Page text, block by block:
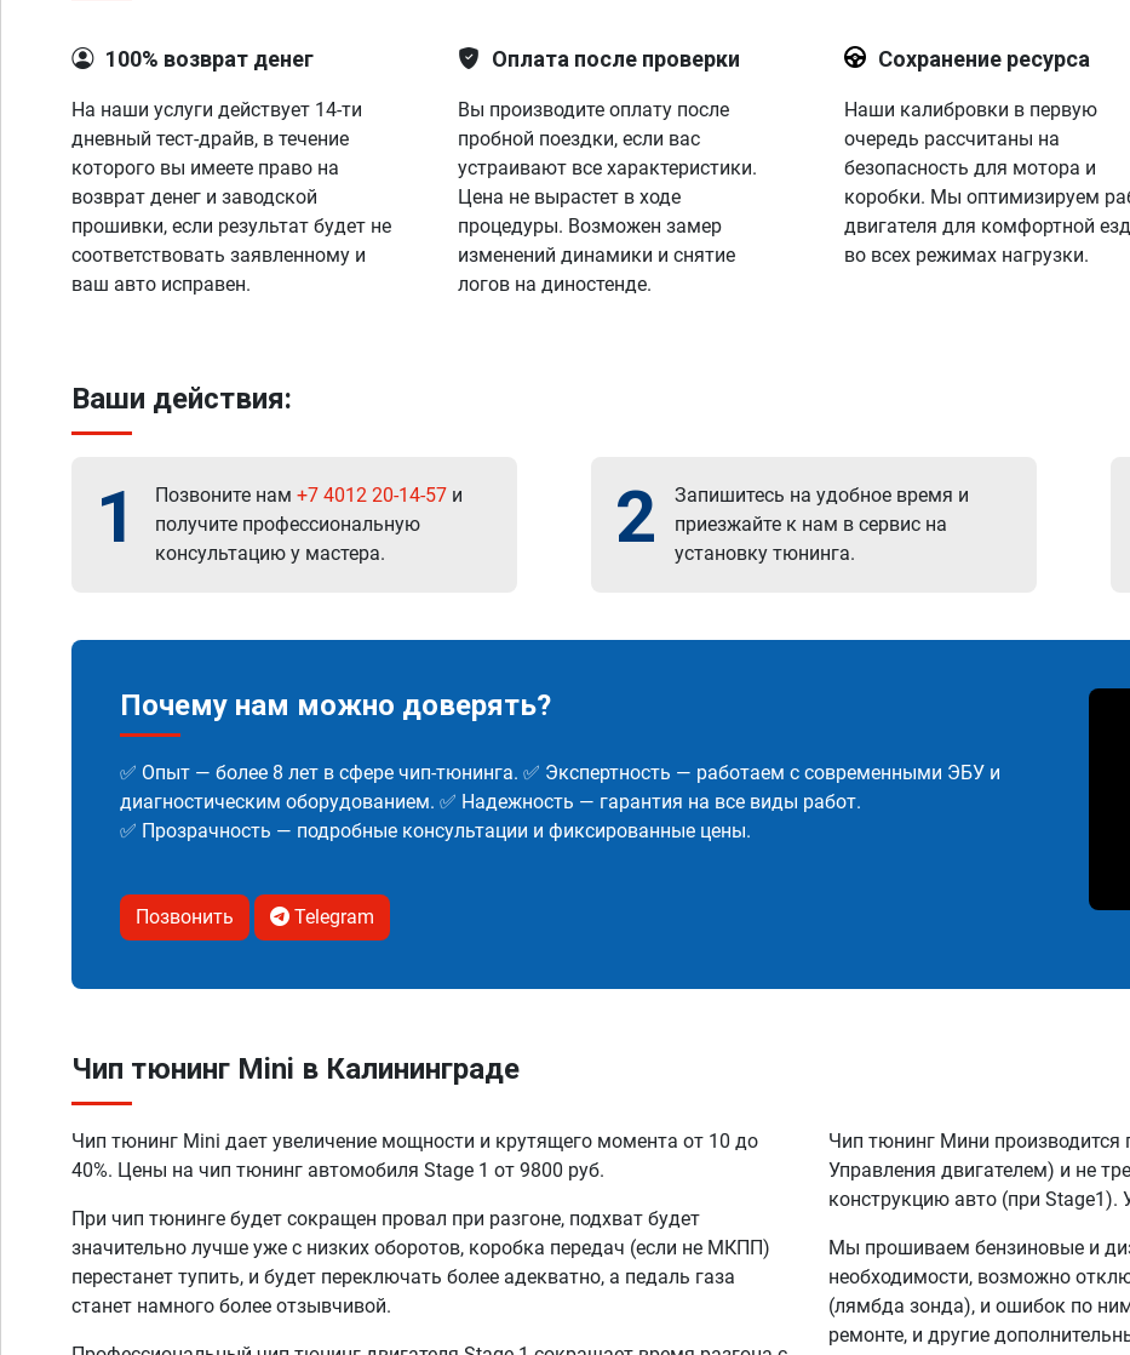
100% возврат денег
На наши услуги действует 14-ти
дневный тест-драйв, в течение
которого вы имеете право на
возврат денег и заводской
прошивки, если результат будет не
соответствовать заявленному и
ваш авто исправен.
Оплата после проверки
Вы производите оплату после
пробной поездки, если вас
устраивают все характеристики.
Цена не вырастет в ходе
процедуры. Возможен замер
изменений динамики и снятие
логов на диностенде.
Сохранение ресурса
Наши калибровки в первую
очередь рассчитаны на
безопасность для мотора и
коробки. Мы оптимизируем
двигателя для комфортной
во всех режимах нагрузки.
Ваши действия:
1 Позвоните нам +7 4012 20-14-57 и
получите профессиональную
консультацию у мастера.
2
Запишитесь на удобное время и
приезжайте к нам в сервис на
установку тюнинга.
Почему нам можно доверять?
✅ Опыт — более 8 лет в сфере чип-тюнинга. ✅ Экспертность — работаем с современными ЭБУ и
диагностическим оборудованием. ✅ Надежность — гарантия на все виды работ.
✅ Прозрачность — подробные консультации и фиксированные цены.
Позвонить Telegram
Чип тюнинг Mini в Калининграде
Чип тюнинг Mini дает увеличение мощности и крутящего момента от 10 до
40%. Цены на чип тюнинг автомобиля Stage 1 от 9800 руб.
При чип тюнинге будет сокращен провал при разгоне, подхват будет
значительно лучше уже с низких оборотов, коробка передач (если не МКПП)
перестанет тупить, и будет переключать более адекватно, а педаль газа
станет намного более отзывчивой.
Чип тюнинг Мини
Управления двигателем) и не
конструкцию авто (при Stage1).
Мы прошиваем бензиновые и
необходимости, возможно
(лямбда зонда), и ошибок по
ремонте, и другие